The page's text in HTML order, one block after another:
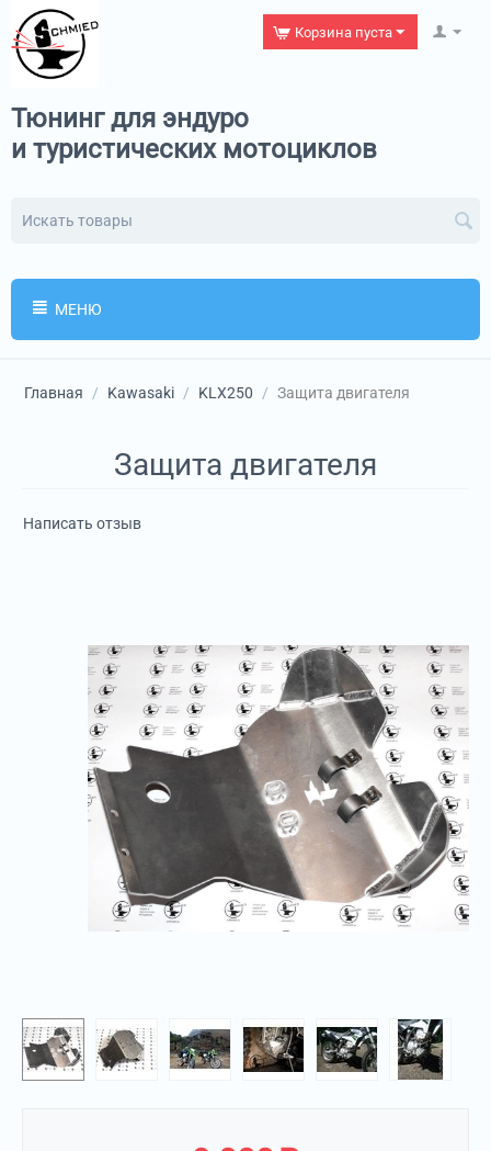
Корзина пуста
Тюнинг для эндуро
и туристических мотоциклов
МЕНЮ
Главная / Kawasaki / KLX250 / Защита двигателя
Защита двигателя
Написать отзыв